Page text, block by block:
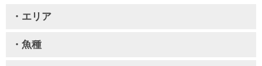
・エリア
・魚種